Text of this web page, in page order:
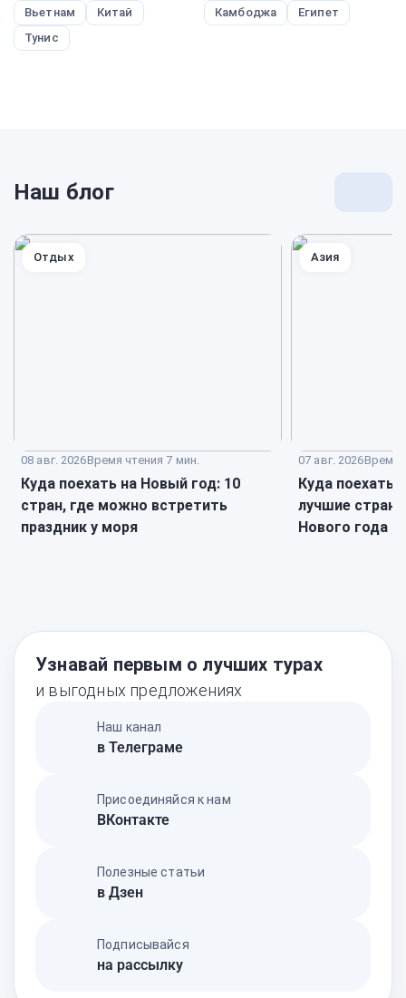
Вьетнам
Китай
Тунис
Камбоджа Египет
Наш блог
08 авг. 2026Время чтения 7 мин.
Куда поехать на Новый год: 10
стран, где можно встретить
праздник у моря
Отдых
07 авг. 2026Время
Куда поехать
лучшие
Нового года
Азия
Узнавай первым о лучших турах
и выгодных предложениях
Наш канал
в Телеграме
Присоединяйся к нам
ВКонтакте
Полезные статьи
в Дзен
Подписывайся
на рассылку